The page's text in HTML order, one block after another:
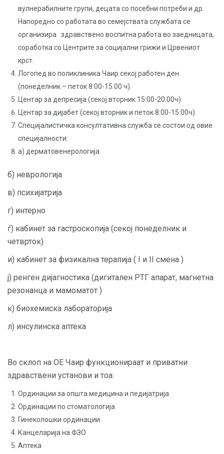
вулнерабилните групи, децата со посебни потреби и др.
Напоредно со работата во семејствата службата се
организира здравствено воспитна работа во заедницата,
соработка со Центрите за социјални грижи и Црвениот
крст.
Логопед во поликлиника Чаир секој работен ден
(понеделник – петок 8:00-15:00 ч).
Центар за депресија (секој вторник 15:00-20:00ч)
Центар за дијабет (секој вторник и петок 8:00-15:00ч)
Специјалистичка консултативна служба се состои од овие
специјалности:
a) дерматовенерологија
б) неврологија
в) психијатрија
г) интерно
ѓ) кабинет за гастроскопија (секој понеделник и
четврток)
и) кабинет за физикална терапија ( I и II смена )
ј) ренген дијагностика (дигитален РТГ апарат, магнетна
резонанца и мамоматот )
к) биохемиска лабораторија
л) инсулинска аптека
Во склоп на ОЕ Чаир функционираат и приватни
здравствени установи и тоа:
Ординации за општа медицина и педијатрија
Ординации по стоматологија
Гинеколошки ординации
Канцеларија на ФЗО
Аптека